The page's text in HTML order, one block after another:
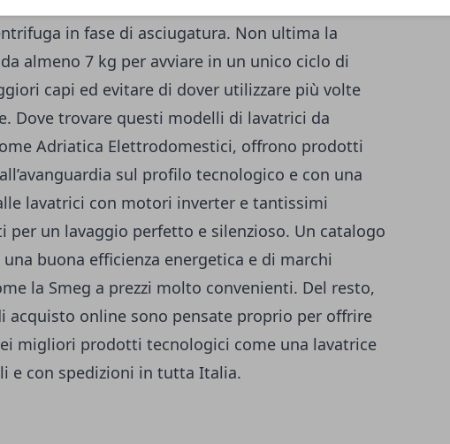
che non richiedono necessariamente un
in fase di asciugatura. Non ultima la
almeno 7 kg per avviare in un unico ciclo di
capi ed evitare di dover utilizzare più volte
Dove trovare questi modelli di lavatrici da
Adriatica Elettrodomestici, offrono prodotti
sul profilo tecnologico e con una
lavatrici con motori inverter e tantissimi
per un lavaggio perfetto e silenzioso. Un catalogo
buona efficienza energetica e di marchi
la Smeg a prezzi molto convenienti. Del resto,
acquisto online sono pensate proprio per offrire
migliori prodotti tecnologici come una lavatrice
e con spedizioni in tutta Italia.